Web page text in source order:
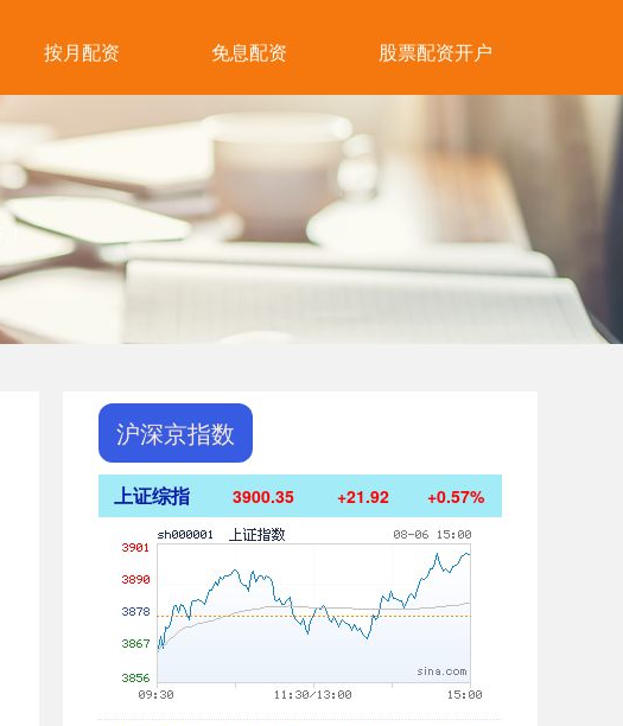
按月配资 免息配资 股票配资开户
！
沪深京指数
上证综指 3900.35 +21.92 +0.57%